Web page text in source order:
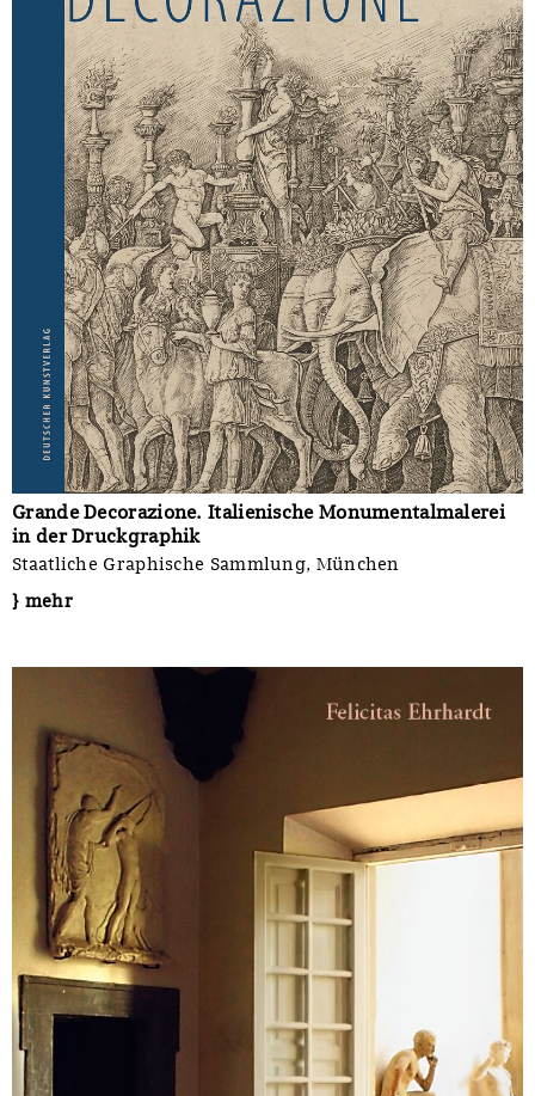
Grande Decorazione. Italienische Monumentalmalerei
in der Druckgraphik
Staatliche Graphische Sammlung, München
} mehr